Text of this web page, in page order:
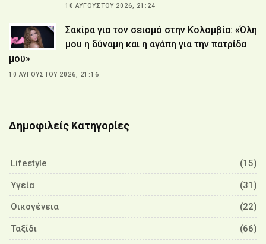
10 ΑΥΓΟΎΣΤΟΥ 2026, 21:24
Σακίρα για τον σεισμό στην Κολομβία: «Όλη
μου η δύναμη και η αγάπη για την πατρίδα
μου»
10 ΑΥΓΟΎΣΤΟΥ 2026, 21:16
Δημοφιλείς Κατηγορίες
Lifestyle (15)
Υγεία (31)
Οικογένεια (22)
Ταξίδι (66)